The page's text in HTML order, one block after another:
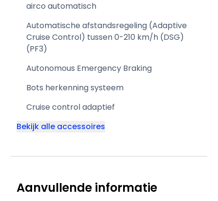
airco automatisch
Automatische afstandsregeling (Adaptive
Cruise Control) tussen 0-210 km/h (DSG)
(PF3)
Autonomous Emergency Braking
Bots herkenning systeem
Cruise control adaptief
Bekijk alle accessoires
Aanvullende informatie